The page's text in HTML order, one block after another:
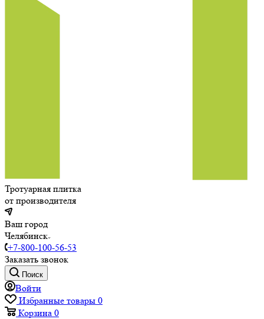
Тротуарная плитка
от производителя
Ваш город
Челябинск
+7-800-100-56-53
Заказать звонок
Поиск
Войти
Избранные товары 0
Корзина 0